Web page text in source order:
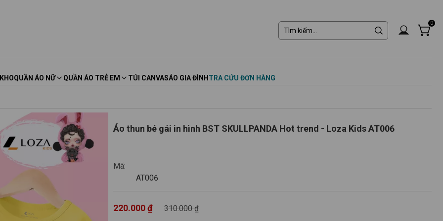
0
QUẦN ÁO NỮ QUẦN ÁO TRẺ EM TÚI CANVASÁO GIA ĐÌNH TRA CỨU ĐƠN HÀNG
Áo thun bé gái in hình BST SKULLPANDA Hot trend - Loza Kids AT006
Mã:
310.000 ₫
220.000 ₫
AT006